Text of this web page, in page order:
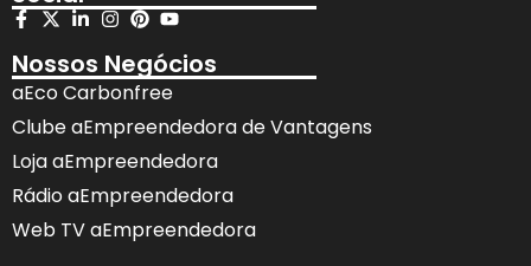
Nossos Negócios
aEco Carbonfree
Clube aEmpreendedora de Vantagens
Loja aEmpreendedora
Rádio aEmpreendedora
Web TV aEmpreendedora